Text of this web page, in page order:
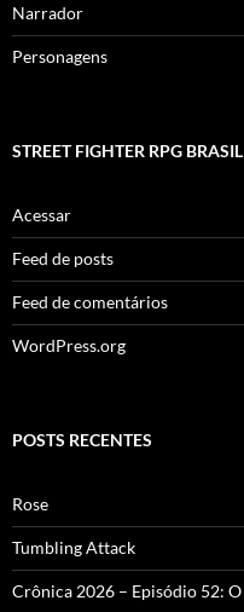
Narrador
Personagens
STREET FIGHTER RPG BRASIL
Acessar
Feed de posts
Feed de comentários
WordPress.org
POSTS RECENTES
Rose
Tumbling Attack
Crônica 2026 – Episódio 52: